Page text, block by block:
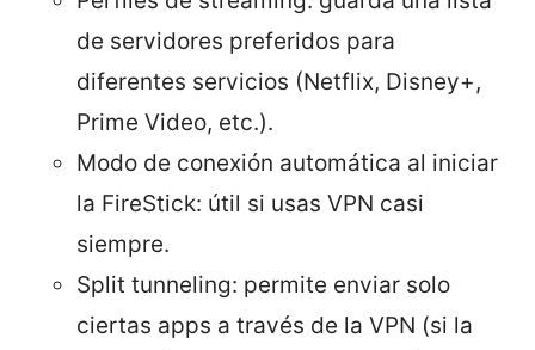
de servidores preferidos para
diferentes servicios (Netflix, Disney+,
Prime Video, etc.).
Modo de conexión automática al iniciar
la FireStick: útil si usas VPN casi
siempre.
Split tunneling: permite enviar solo
ciertas apps a través de la VPN (si la